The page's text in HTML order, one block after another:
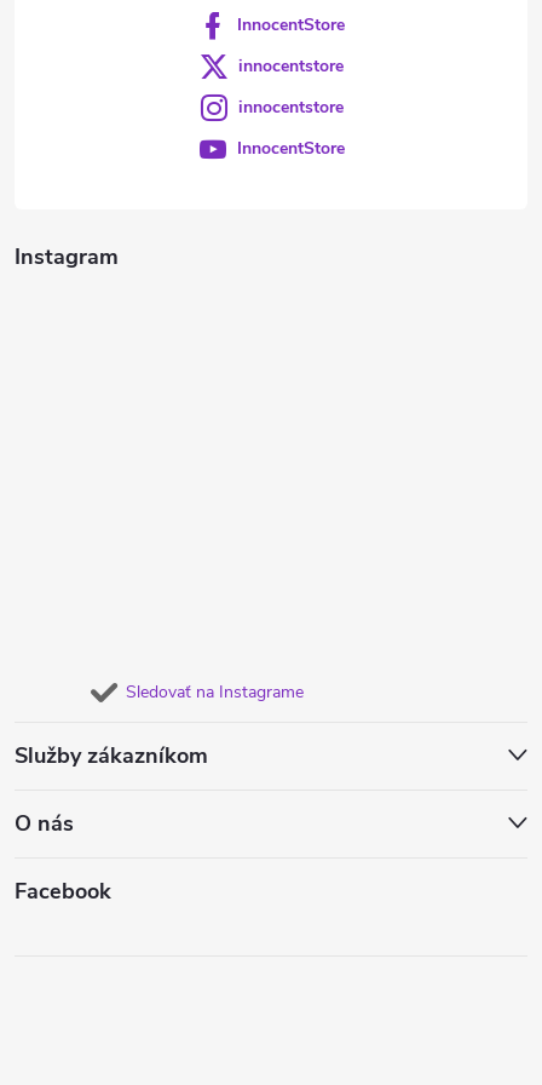
Instagram
Sledovať na Instagrame
Služby zákazníkom
O nás
Facebook
InnocentStore
innocentstore
innocentstore
InnocentStore